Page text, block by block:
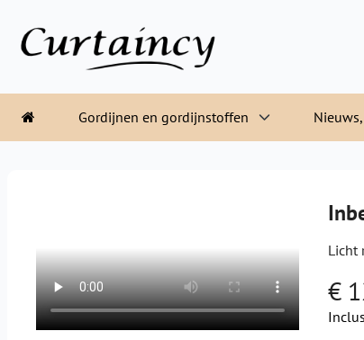
Gordijnen en gordijnstoffen
Licht
€